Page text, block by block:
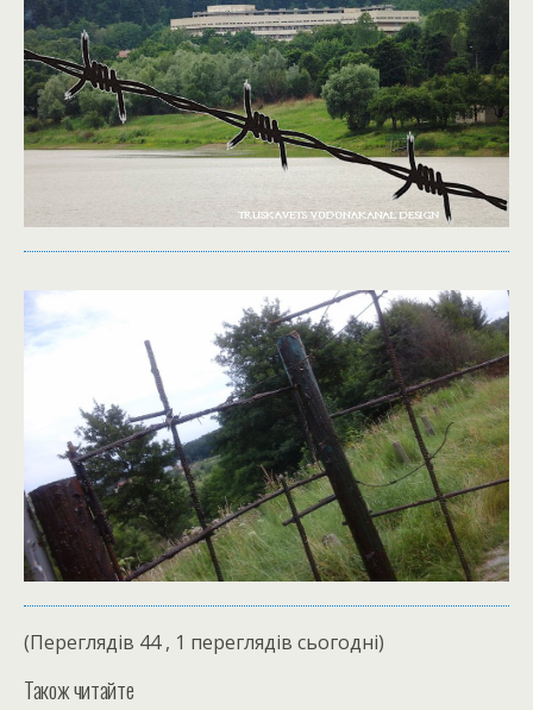
(Переглядів 44 , 1 переглядів сьогодні)
Також читайте